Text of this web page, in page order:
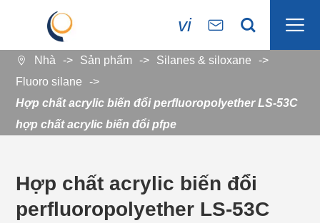
vi   
 Nhà Sản phẩm
Silanes & siloxane
Fluoro silane
Hợp chất acrylic biến đổi perfluoropolyether LS-53C
hợp chất acrylic biến đổi pfpe
Hợp chất acrylic biến đổi
perfluoropolyether LS-53C